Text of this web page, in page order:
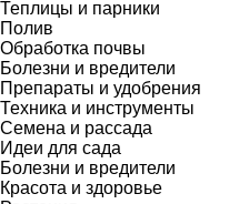
Теплицы и парники
Полив
Обработка почвы
Болезни и вредители
Препараты и удобрения
Техника и инструменты
Семена и рассада
Идеи для сада
Болезни и вредители
Красота и здоровье